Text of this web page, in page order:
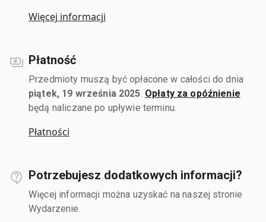
Więcej informacji
Płatność
Przedmioty muszą być opłacone w całości do dnia
piątek, 19 września 2025 Opłaty za opóźnienie
będą naliczane po upływie terminu.
Płatności
Potrzebujesz dodatkowych informacji?
Więcej informacji można uzyskać na naszej stronie
Wydarzenie.